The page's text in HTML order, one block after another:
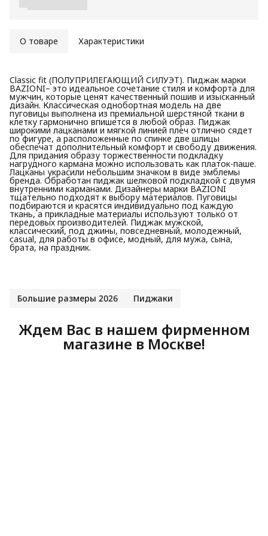
О товаре Характеристики
Classic fit (ПОЛУПРИЛЕГАЮЩИЙ СИЛУЭТ). Пиджак марки
BAZIONI– это идеальное сочетание стиля и комфорта для
мужчин, которые ценят качественный пошив и изысканный
дизайн. Классическая однобортная модель на две
пуговицы выполнена из премиальной шерстяной ткани в
клетку гармонично впишется в любой образ. Пиджак
широкими лацканами и мягкой линией плеч отлично сядет
по фигуре, а расположенные по спинке две шлицы
обеспечат дополнительный комфорт и свободу движения.
Для придания образу торжественности подкладку
нагрудного кармана можно использовать как платок-паше.
Лацканы украсили небольшим значком в виде эмблемы
бренда. Обработан пиджак шелковой подкладкой с двумя
внутренними карманами. Дизайнеры марки BAZIONI
тщательно подходят к выбору материалов. Пуговицы
подбираются и красятся индивидуально под каждую
ткань, а прикладные материалы используют только от
передовых производителей. Пиджак мужской,
классический, под джины, повседневный, молодежный,
casual, для работы в офисе, модный, для мужа, сына,
брата, на праздник.
Большие размеры 2026 Пиджаки
Ждем Вас в нашем фирменном
магазине в Москве!